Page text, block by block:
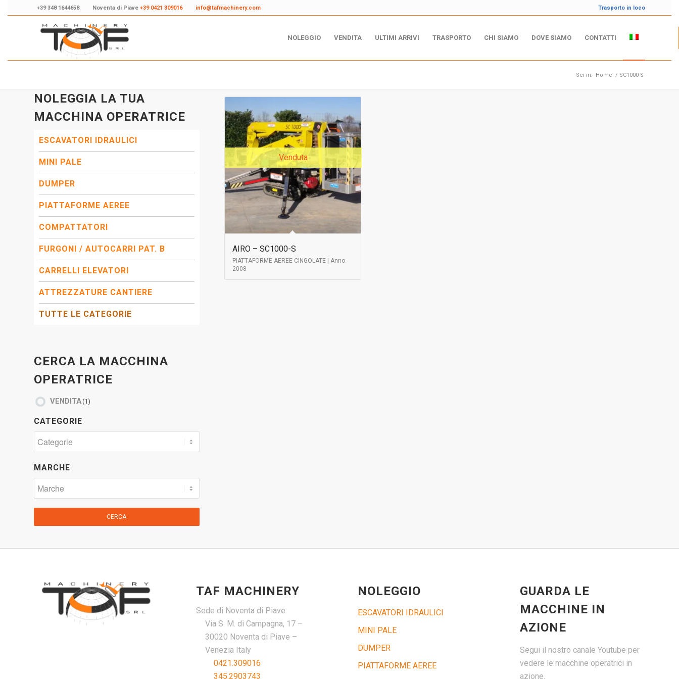
+39 348 1644658 Noventa di Piave +39 0421 309016 info@tafmachinery.com Trasporto in loco
NOLEGGIO VENDITA ULTIMI ARRIVI TRASPORTO CHI SIAMO DOVE SIAMO CONTATTI
Sei in: Home / SC1000-S
Venduta
AIRO – SC1000-S
PIATTAFORME AEREE CINGOLATE | Anno
2008
NOLEGGIA LA TUA
MACCHINA OPERATRICE
ESCAVATORI IDRAULICI
MINI PALE
DUMPER
PIATTAFORME AEREE
COMPATTATORI
FURGONI / AUTOCARRI PAT. B
CARRELLI ELEVATORI
ATTREZZATURE CANTIERE
TUTTE LE CATEGORIE
CERCA LA MACCHINA
OPERATRICE
VENDITA(1)
CATEGORIE
MARCHE
CERCA
TAF MACHINERY
Sede di Noventa di Piave
Via S. M. di Campagna, 17 –
30020 Noventa di Piave –
Venezia Italy
0421.309016
345.2903743
NOLEGGIO
ESCAVATORI IDRAULICI
MINI PALE
DUMPER
PIATTAFORME AEREE
GUARDA LE
MACCHINE IN
AZIONE
Segui il nostro canale Youtube per
vedere le macchine operatrici in
azione.